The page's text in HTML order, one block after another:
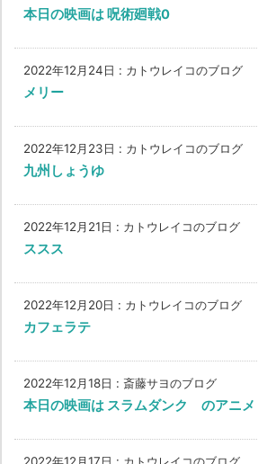
本日の映画は 呪術廻戦0
2022年12月24日 : カトウレイコのブログ
メリー
2022年12月23日 : カトウレイコのブログ
九州しょうゆ
2022年12月21日 : カトウレイコのブログ
ススス
2022年12月20日 : カトウレイコのブログ
カフェラテ
2022年12月18日 : 斎藤サヨのブログ
本日の映画は スラムダンク のアニメ
2022年12月17日 : カトウレイコのブログ